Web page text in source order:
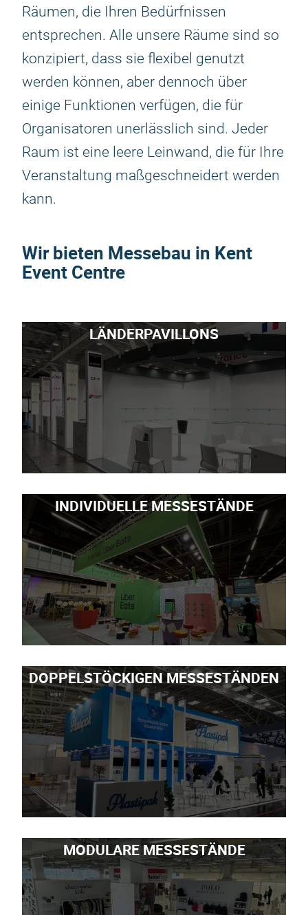
Räumen, die Ihren Bedürfnissen
entsprechen. Alle unsere Räume sind so
konzipiert, dass sie flexibel genutzt
werden können, aber dennoch über
einige Funktionen verfügen, die für
Organisatoren unerlässlich sind. Jeder
Raum ist eine leere Leinwand, die für Ihre
Veranstaltung maßgeschneidert werden
kann.
Wir bieten Messebau in Kent
Event Centre
LÄNDERPAVILLONS
INDIVIDUELLE MESSESTÄNDE
DOPPELSTÖCKIGEN MESSESTÄNDEN
MODULARE MESSESTÄNDE